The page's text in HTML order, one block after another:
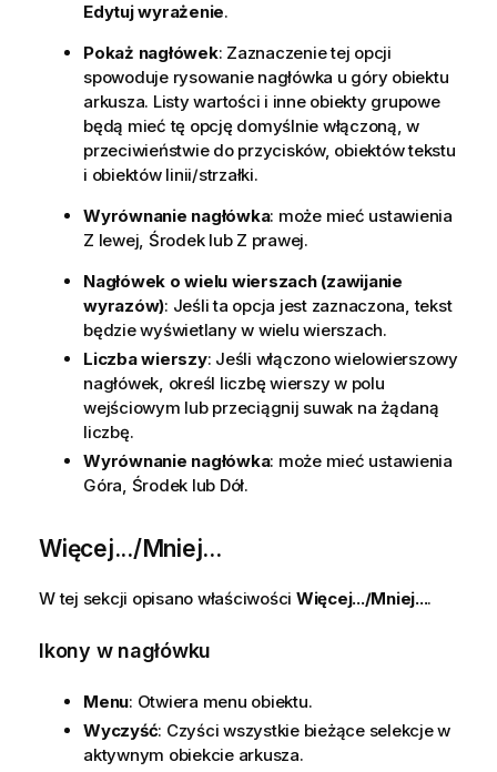
Edytuj wyrażenie.
Pokaż nagłówek: Zaznaczenie tej opcji
spowoduje rysowanie nagłówka u góry obiektu
arkusza. Listy wartości i inne obiekty grupowe
będą mieć tę opcję domyślnie włączoną, w
przeciwieństwie do przycisków, obiektów tekstu
i obiektów linii/strzałki.
Wyrównanie nagłówka: może mieć ustawienia
Z lewej, Środek lub Z prawej.
Nagłówek o wielu wierszach (zawijanie
wyrazów): Jeśli ta opcja jest zaznaczona, tekst
będzie wyświetlany w wielu wierszach.
Liczba wierszy: Jeśli włączono wielowierszowy
nagłówek, określ liczbę wierszy w polu
wejściowym lub przeciągnij suwak na żądaną
liczbę.
Wyrównanie nagłówka: może mieć ustawienia
Góra, Środek lub Dół.
Więcej.../Mniej...
W tej sekcji opisano właściwości Więcej.../Mniej....
Ikony w nagłówku
Menu: Otwiera menu obiektu.
Wyczyść: Czyści wszystkie bieżące selekcje w
aktywnym obiekcie arkusza.